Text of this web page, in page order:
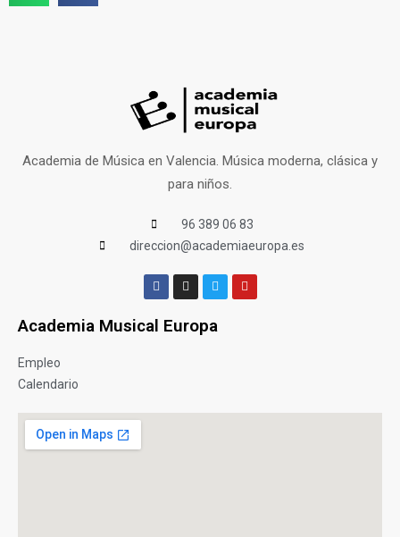
Academia de Música en Valencia. Música moderna, clásica y
para niños.
96 389 06 83
direccion@academiaeuropa.es
Academia Musical Europa
Empleo
Calendario